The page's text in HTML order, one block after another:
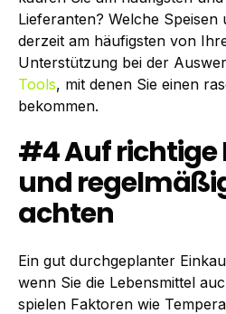
Lieferanten? Welche
derzeit am häufigsten von
Unterstützung bei der
Tools, mit denen Sie einen
bekommen.
#4 Auf richtige
und
achten
Ein gut durchgeplanter
wenn Sie die Lebensmittel
spielen Faktoren wie